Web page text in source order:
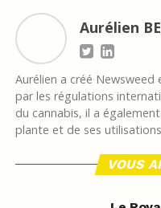
Aurélien
Aurélien a créé Newsweed
par les régulations
du cannabis, il a
plante et de ses
VOUS